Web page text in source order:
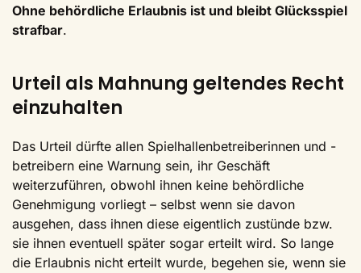
Ohne behördliche Erlaubnis ist und bleibt Glücksspiel
strafbar.
Urteil als Mahnung geltendes Recht
einzuhalten
Das Urteil dürfte allen Spielhallenbetreiberinnen und -
betreibern eine Warnung sein, ihr Geschäft
weiterzuführen, obwohl ihnen keine behördliche
Genehmigung vorliegt – selbst wenn sie davon
ausgehen, dass ihnen diese eigentlich zustünde bzw.
sie ihnen eventuell später sogar erteilt wird. So lange
die Erlaubnis nicht erteilt wurde, begehen sie, wenn sie